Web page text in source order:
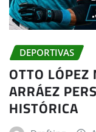
DEPORTIVAS
OTTO LÓPEZ
ARRÁEZ
HISTÓRICA